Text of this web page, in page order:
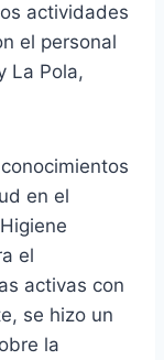
actividades
el personal
La Pola,
en el
el
activas con
se hizo un
la